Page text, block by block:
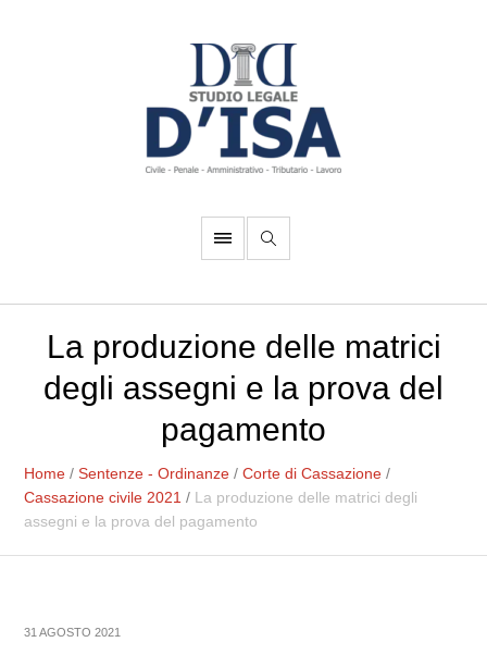
La produzione delle matrici
degli assegni e la prova del
pagamento
Home /Sentenze - Ordinanze /Corte di Cassazione /
Cassazione civile 2021 / La produzione delle matrici degli
assegni e la prova del pagamento
31 AGOSTO 2021